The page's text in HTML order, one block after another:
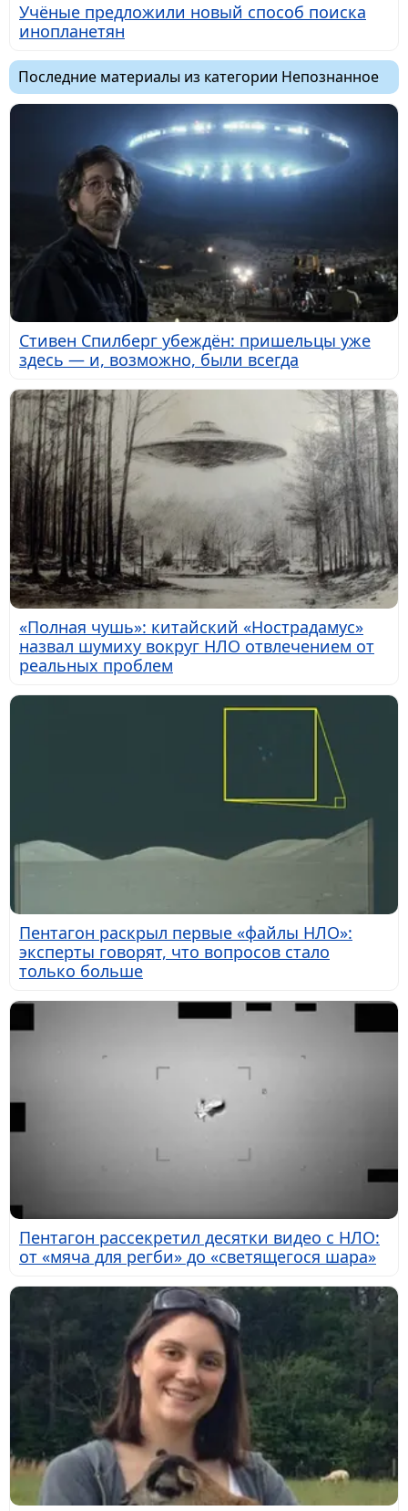
Учёные предложили новый способ поиска
инопланетян
Последние материалы из категории Непознанное
Стивен Спилберг убеждён: пришельцы уже
здесь — и, возможно, были всегда
«Полная чушь»: китайский «Нострадамус»
назвал шумиху вокруг НЛО отвлечением от
реальных проблем
Пентагон раскрыл первые «файлы НЛО»:
эксперты говорят, что вопросов стало
только больше
Пентагон рассекретил десятки видео с НЛО:
от «мяча для регби» до «светящегося шара»